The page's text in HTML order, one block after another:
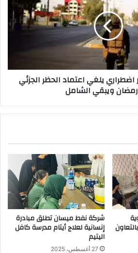
اضطراري يلغي اعتماد الحظر الجزئي
ويبقي الشامل
شركة نفط ميسان تطلق مبادرة
إنسانية لعلاج أيتام مدرسة كافل
اليتيم
27 أغسطس، 2025